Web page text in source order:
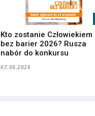
Kto zostanie Człowiekiem
bez barier 2026? Rusza
nabór do konkursu
07.08.2026